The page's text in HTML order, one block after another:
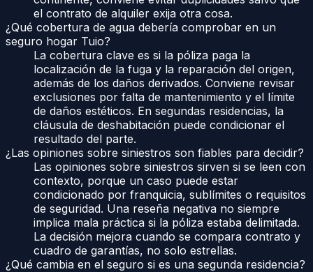
el contrato de alquiler exija otra cosa.
¿Qué cobertura de agua debería comprobar en un
seguro hogar Tuio?
La cobertura clave es si la póliza paga la
localización de la fuga y la reparación del origen,
además de los daños derivados. Conviene revisar
exclusiones por falta de mantenimiento y el límite
de daños estéticos. En segundas residencias, la
cláusula de deshabitación puede condicionar el
resultado del parte.
¿Las opiniones sobre siniestros son fiables para decidir?
Las opiniones sobre siniestros sirven si se leen con
contexto, porque un caso puede estar
condicionado por franquicia, sublímites o requisitos
de seguridad. Una reseña negativa no siempre
implica mala práctica si la póliza estaba delimitada.
La decisión mejora cuando se compara contrato y
cuadro de garantías, no solo estrellas.
¿Qué cambia en el seguro si es una segunda residencia?